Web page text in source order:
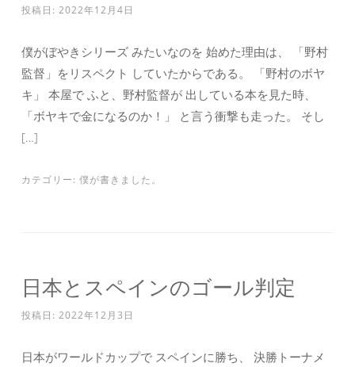
投稿日: 2022年12月4日
僕がぼやきシリーズ みたいなのを 始めた理由は、 「野村
監督」をリスペクト していたからである。 「野村のボヤ
キ」 本屋で ふと、野村監督が 出している本を見た時、
「ボヤキで金になるのか！」 と言う衝撃も走った。 そし
[…]
カテゴリー: 僕が書きました。
日本とスペインのゴール判定
投稿日: 2022年12月3日
日本がワールドカップで スペインに勝ち、 決勝トーナメ